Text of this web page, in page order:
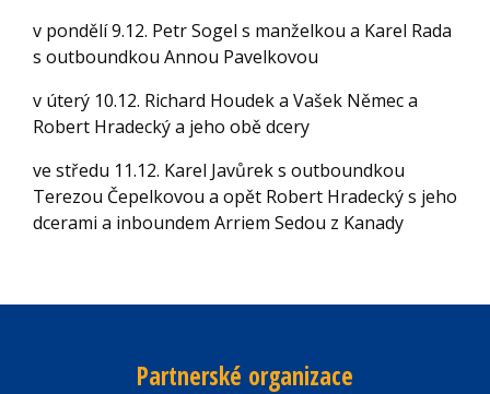
v pondělí 9.12. Petr Sogel s manželkou a Karel Rada
s outboundkou Annou Pavelkovou
v úterý 10.12. Richard Houdek a Vašek Němec a
Robert Hradecký a jeho obě dcery
ve středu 11.12. Karel Javůrek s outboundkou
Terezou Čepelkovou a opět Robert Hradecký s jeho
dcerami a inboundem Arriem Sedou z Kanady
Partnerské organizace